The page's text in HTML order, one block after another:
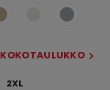
KOKOTAULUKKO
2XL